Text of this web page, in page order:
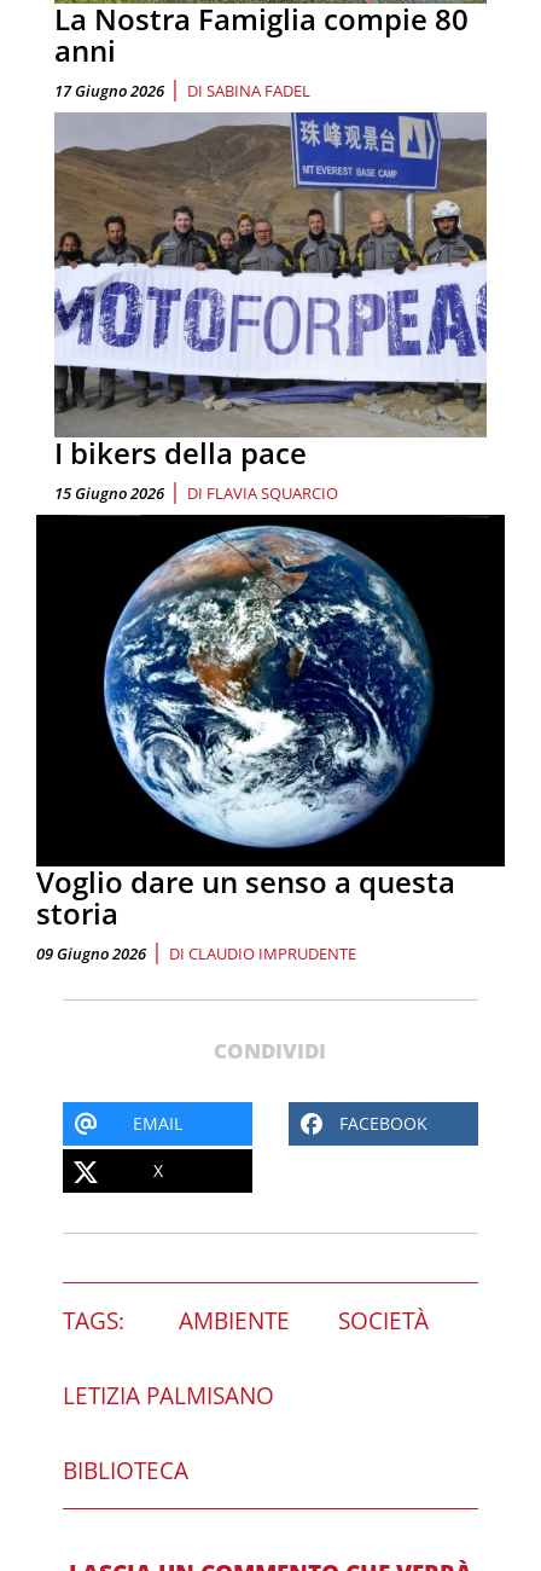
La Nostra Famiglia compie 80
anni
17 Giugno 2026 | DI SABINA FADEL
I bikers della pace
15 Giugno 2026 | DI FLAVIA SQUARCIO
Voglio dare un senso a questa
storia
09 Giugno 2026 | DI CLAUDIO IMPRUDENTE
CONDIVIDI
EMAIL FACEBOOK
X
TAGS: AMBIENTE SOCIETÀ
LETIZIA PALMISANO
BIBLIOTECA